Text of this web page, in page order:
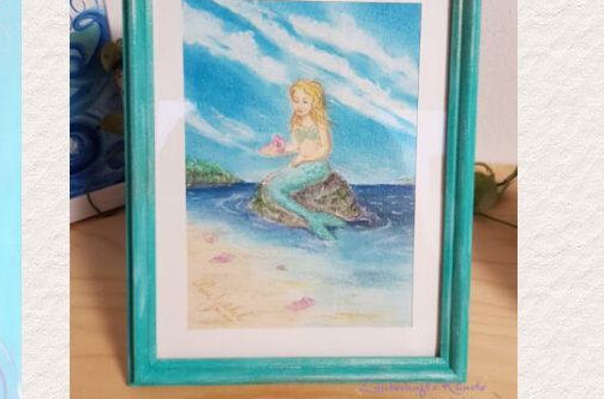
Optionen
können
Produktseite
gewählt
werden